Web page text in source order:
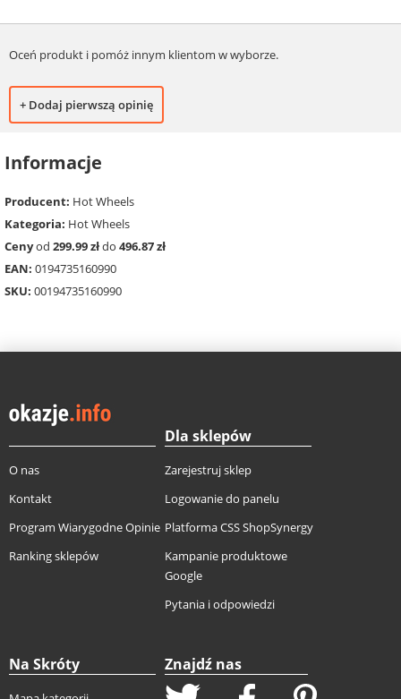
Oceń produkt i pomóż innym klientom w wyborze.
+ Dodaj pierwszą opinię
Informacje
Producent: Hot Wheels
Kategoria: Hot Wheels
Cenyod 299.99 złdo 496.87 zł
EAN: 0194735160990
SKU: 00194735160990
O nas
Kontakt
Program Wiarygodne Opinie
Ranking sklepów
Dla sklepów
Zarejestruj sklep
Logowanie do panelu
Platforma CSS ShopSynergy
Kampanie produktowe
Google
Pytania i odpowiedzi
Na Skróty Znajdź nas